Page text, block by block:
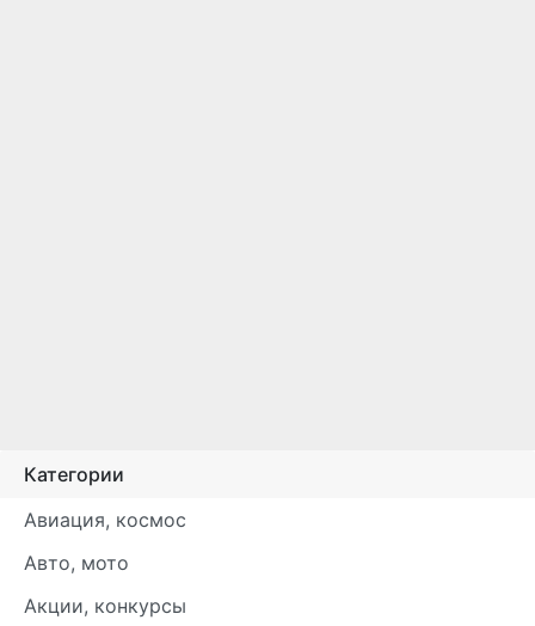
Категории
Авиация, космос
Авто, мото
Акции, конкурсы